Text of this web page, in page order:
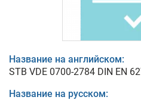
Название на английском:
STB VDE 0700-2784 DIN EN
Название на русском: